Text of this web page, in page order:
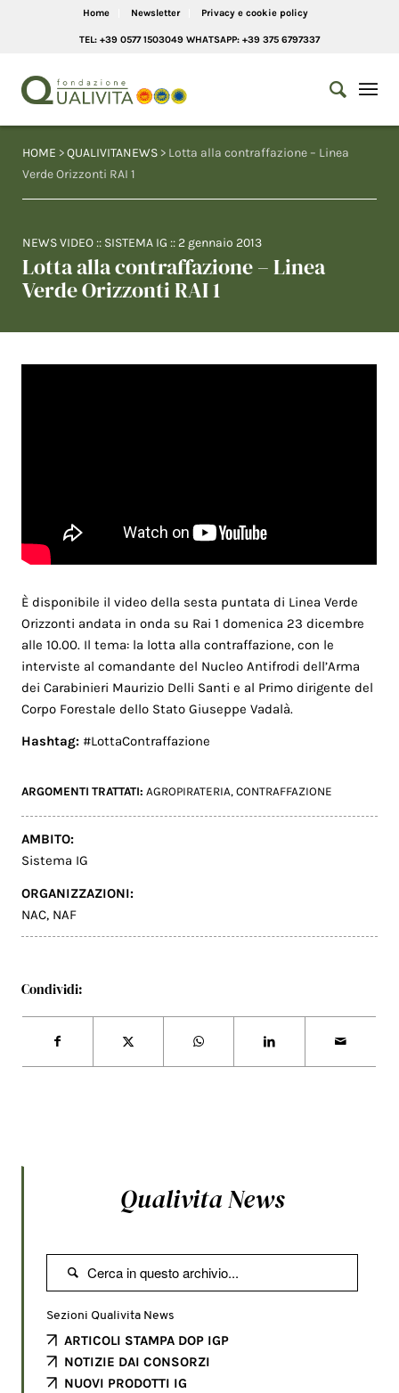
Home Newsletter Privacy e cookie policy
TEL: +39 0577 1503049 WHATSAPP: +39 375 6797337
HOME >QUALIVITANEWS > Lotta alla contraffazione – Linea
Verde Orizzonti RAI 1
NEWS VIDEO :: SISTEMA IG :: 2 gennaio 2013
Lotta alla contraffazione – Linea
Verde Orizzonti RAI 1
È disponibile il video della sesta puntata di Linea Verde
Orizzonti andata in onda su Rai 1 domenica 23 dicembre
alle 10.00. Il tema: la lotta alla contraffazione, con le
interviste al comandante del Nucleo Antifrodi dell’Arma
dei Carabinieri Maurizio Delli Santi e al Primo dirigente del
Corpo Forestale dello Stato Giuseppe Vadalà.
Hashtag: #LottaContraffazione
ARGOMENTI TRATTATI:AGROPIRATERIA,CONTRAFFAZIONE
AMBITO:
Sistema IG
ORGANIZZAZIONI:
NAC, NAF
Condividi:
Qualivita News

Sezioni Qualivita News
ARTICOLI STAMPA DOP IGP
NOTIZIE DAI CONSORZI
NUOVI PRODOTTI IG